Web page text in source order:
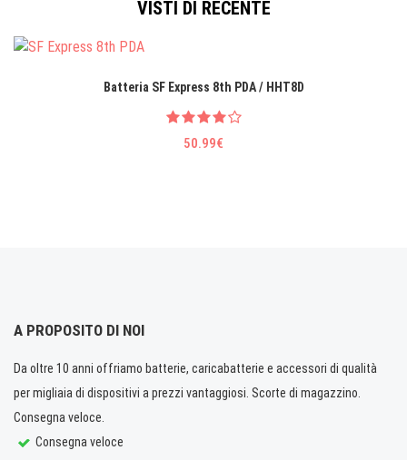
VISTI DI RECENTE
Batteria SF Express 8th PDA / HHT8D
50.99€
A PROPOSITO DI NOI
Da oltre 10 anni offriamo batterie, caricabatterie e accessori di qualità
per migliaia di dispositivi a prezzi vantaggiosi. Scorte di magazzino.
Consegna veloce.
Consegna veloce